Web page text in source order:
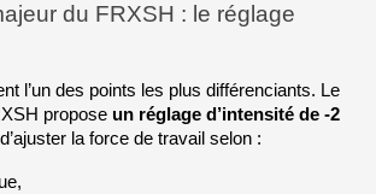
du FRXSH : le réglage
l’un des points les plus différenciants. Le
propose un réglage d’intensité de -2
la force de travail selon :